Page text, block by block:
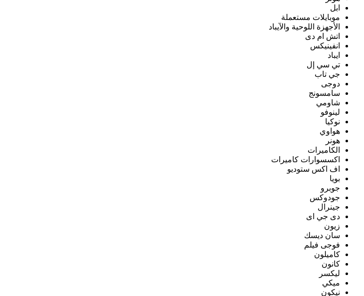
ابل
موبايلات مستعملة
الأجهزة اللوحية والآيباد
اتش ام دى
انفينيكس
ايباد
تي سي إل
جي تاب
دوجى
سامسونج
شاومي
لينوفو
نوكيا
هواوي
هونر
الكاميرات
اكسسوارات كاميرات
اف اكس ستوديو
بويا
جوبرو
جودوكس
جينرال
دى جي اى
زيون
سان ديسك
فوجى فيلم
كاميلون
كانون
ليكسر
ميكي
نيكون